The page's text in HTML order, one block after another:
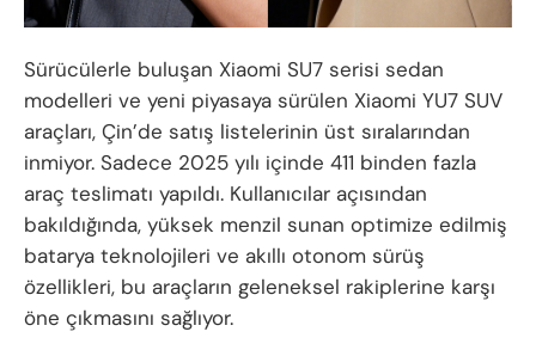
Sürücülerle buluşan Xiaomi SU7 serisi sedan
modelleri ve yeni piyasaya sürülen Xiaomi YU7 SUV
araçları, Çin’de satış listelerinin üst sıralarından
inmiyor. Sadece 2025 yılı içinde 411 binden fazla
araç teslimatı yapıldı. Kullanıcılar açısından
bakıldığında, yüksek menzil sunan optimize edilmiş
batarya teknolojileri ve akıllı otonom sürüş
özellikleri, bu araçların geleneksel rakiplerine karşı
öne çıkmasını sağlıyor.